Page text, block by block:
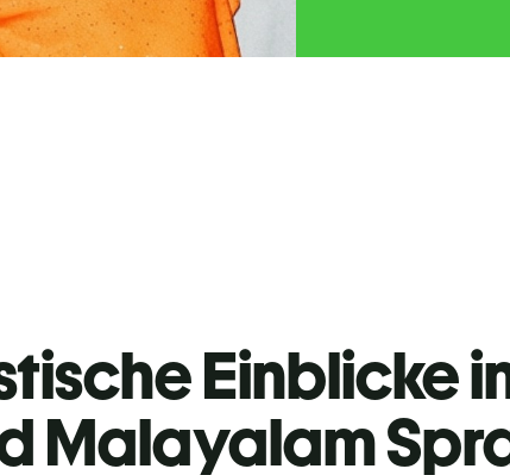
Einblicke
Malayalam